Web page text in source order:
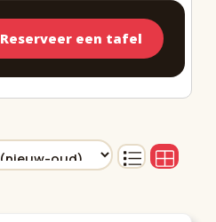
Reserveer een tafel